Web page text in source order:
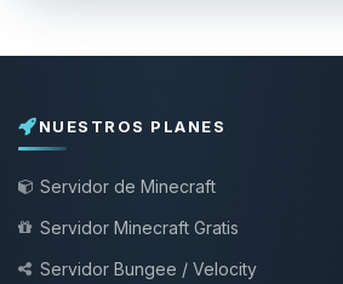
NUESTROS PLANES
Servidor de Minecraft
Servidor Minecraft Gratis
Servidor Bungee / Velocity